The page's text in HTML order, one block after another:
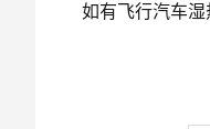
如有飞行汽车湿